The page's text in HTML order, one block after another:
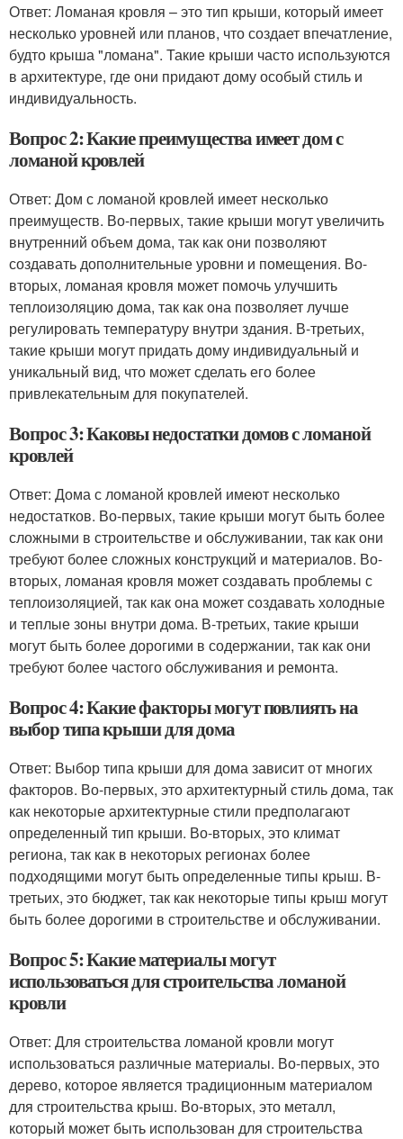
Ответ: Ломаная кровля – это тип крыши, который имеет
несколько уровней или планов, что создает впечатление,
будто крыша "ломана". Такие крыши часто используются
в архитектуре, где они придают дому особый стиль и
индивидуальность.
Вопрос 2: Какие преимущества имеет дом с
ломаной кровлей
Ответ: Дом с ломаной кровлей имеет несколько
преимуществ. Во-первых, такие крыши могут увеличить
внутренний объем дома, так как они позволяют
создавать дополнительные уровни и помещения. Во-
вторых, ломаная кровля может помочь улучшить
теплоизоляцию дома, так как она позволяет лучше
регулировать температуру внутри здания. В-третьих,
такие крыши могут придать дому индивидуальный и
уникальный вид, что может сделать его более
привлекательным для покупателей.
Вопрос 3: Каковы недостатки домов с ломаной
кровлей
Ответ: Дома с ломаной кровлей имеют несколько
недостатков. Во-первых, такие крыши могут быть более
сложными в строительстве и обслуживании, так как они
требуют более сложных конструкций и материалов. Во-
вторых, ломаная кровля может создавать проблемы с
теплоизоляцией, так как она может создавать холодные
и теплые зоны внутри дома. В-третьих, такие крыши
могут быть более дорогими в содержании, так как они
требуют более частого обслуживания и ремонта.
Вопрос 4: Какие факторы могут повлиять на
выбор типа крыши для дома
Ответ: Выбор типа крыши для дома зависит от многих
факторов. Во-первых, это архитектурный стиль дома, так
как некоторые архитектурные стили предполагают
определенный тип крыши. Во-вторых, это климат
региона, так как в некоторых регионах более
подходящими могут быть определенные типы крыш. В-
третьих, это бюджет, так как некоторые типы крыш могут
быть более дорогими в строительстве и обслуживании.
Вопрос 5: Какие материалы могут
использоваться для строительства ломаной
кровли
Ответ: Для строительства ломаной кровли могут
использоваться различные материалы. Во-первых, это
дерево, которое является традиционным материалом
для строительства крыш. Во-вторых, это металл,
который может быть использован для строительства